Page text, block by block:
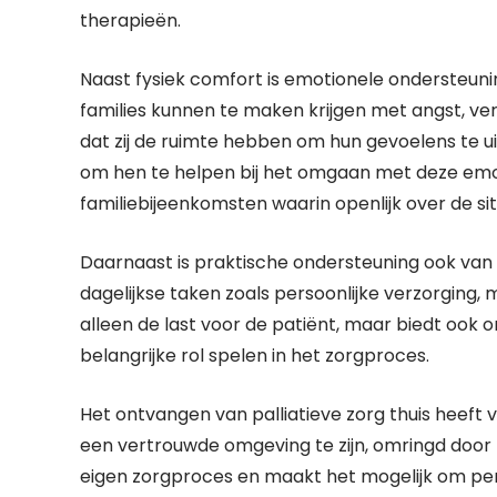
therapieën.
Naast fysiek comfort is emotionele
families kunnen te maken krijgen met angst,
dat zij de ruimte hebben om hun gevoelens te
om hen te helpen bij het omgaan met deze
familiebijeenkomsten waarin openlijk over de
Daarnaast is praktische ondersteuning ook
dagelijkse taken zoals persoonlijke verzorging,
alleen de last voor de patiënt, maar biedt ook
belangrijke rol spelen in het zorgproces.
Het ontvangen van palliatieve zorg thuis heeft
een vertrouwde omgeving te zijn, omringd
eigen zorgproces en maakt het mogelijk om